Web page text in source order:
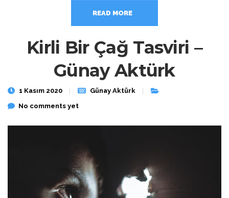
READ MORE
Kirli Bir Çağ Tasviri –
Günay Aktürk
1 Kasım 2020
Günay Aktürk
No comments yet